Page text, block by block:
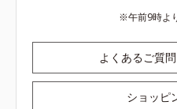
午前9時よ
よくあるご質
ショッピ